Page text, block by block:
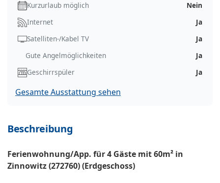
Kurzurlaub möglich
Nein
Internet
Ja
Satelliten-/Kabel TV
Ja
Gute Angelmöglichkeiten
Ja
Geschirrspüler
Ja
Gesamte Ausstattung sehen
Beschreibung
Ferienwohnung/App. für 4 Gäste mit 60m² in
Zinnowitz (272760) (Erdgeschoss)